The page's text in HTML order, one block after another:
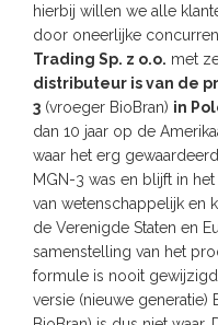
hierbij willen we alle
door oneerlijke
Trading Sp. z o.o. met
distributeur is van de
3 (vroeger BioBran) in
dan 10 jaar op de
waar het erg
MGN-3 was en blijft in
van wetenschappelijk en
de Verenigde Staten en
samenstelling van het
formule is nooit
versie (nieuwe generatie)